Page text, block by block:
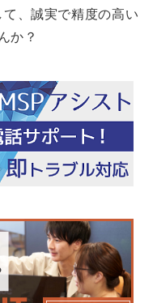
、誠実で精度の高い
か？